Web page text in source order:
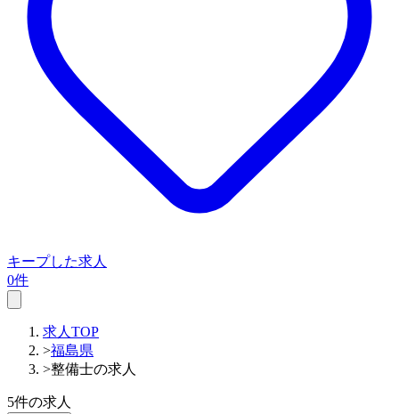
キープした求人
0件
求人TOP
>福島県
>整備士の求人
5件の求人